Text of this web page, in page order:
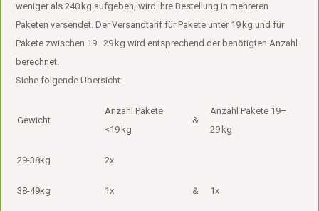
weniger als 240 kg aufgeben, wird Ihre Bestellung in mehreren
Paketen versendet. Der Versandtarif für Pakete unter 19 kg und für
Pakete zwischen 19–29 kg wird entsprechend der benötigten Anzahl
berechnet.
Siehe folgende Übersicht:
Gewicht
Anzahl Pakete
<19 kg
&
Anzahl Pakete 19–
29 kg
29-38kg 2x
38-49kg 1x & 1x